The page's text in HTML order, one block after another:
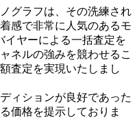
グラフは、その洗練され
感で非常に人気のあるモ
イヤーによる一括査定を
ネルの強みを競わせるこ
査定を実現いたしまし
ィションが良好であった
価格を提示しておりま